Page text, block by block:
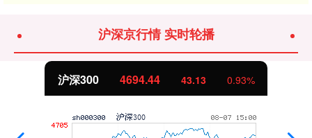
沪深京行情 实时轮播
北证50 1134.24 11.37 1.01%